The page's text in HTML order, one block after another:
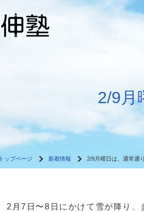
2/9月
トップページ 新着情報 2/9月曜日は、通常通
2月7日〜8日にかけて雪が降り、